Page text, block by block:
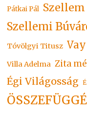
Pátkai Pál Szellem
Szellemi
Tóvölgyi Titusz
Villa Adelma Zita
Égi Világosság